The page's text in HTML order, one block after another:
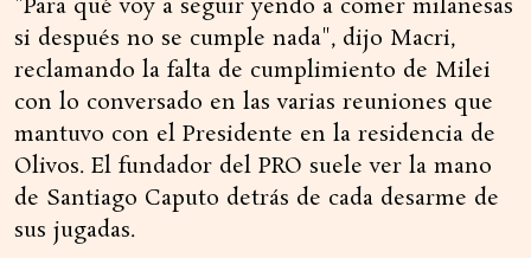
"Para qué voy a seguir yendo a comer milanesas
si después no se cumple nada", dijo Macri,
reclamando la falta de cumplimiento de Milei
con lo conversado en las varias reuniones que
mantuvo con el Presidente en la residencia de
Olivos. El fundador del PRO suele ver la mano
de Santiago Caputo detrás de cada desarme de
sus jugadas.